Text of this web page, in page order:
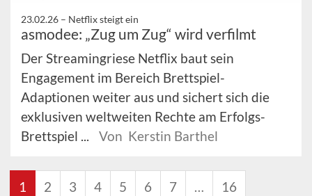
23.02.26 – Netflix steigt ein
asmodee: „Zug um Zug“ wird verfilmt
Der Streamingriese Netflix baut sein
Engagement im Bereich Brettspiel-
Adaptionen weiter aus und sichert sich die
exklusiven weltweiten Rechte am Erfolgs-
Brettspiel ...
Von Kerstin Barthel
1 2 3 4 5 6 7 … 16